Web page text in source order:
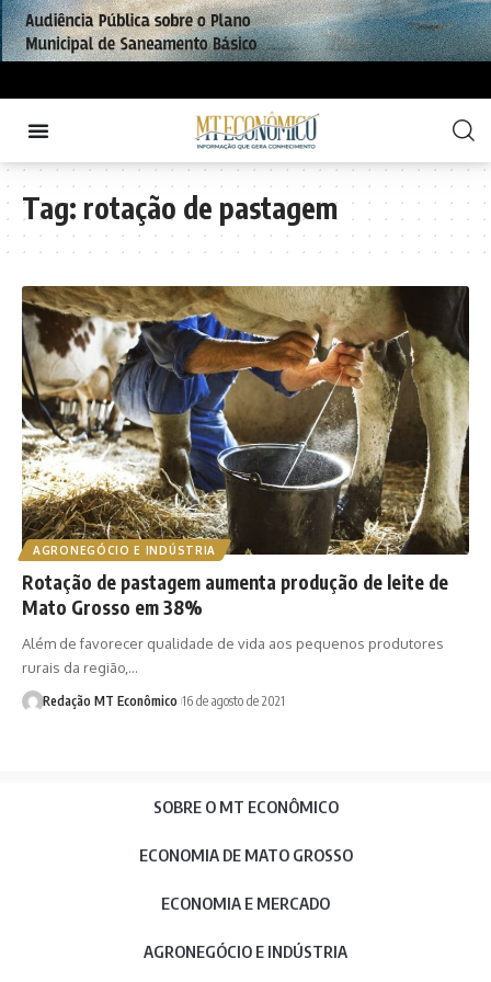
Tag: rotação de pastagem
AGRONEGÓCIO E INDÚSTRIA
Rotação de pastagem aumenta produção de leite de
Mato Grosso em 38%
Além de favorecer qualidade de vida aos pequenos produtores
rurais da região,…
Redação MT Econômico 16 de agosto de 2021
SOBRE O MT ECONÔMICO
ECONOMIA DE MATO GROSSO
ECONOMIA E MERCADO
AGRONEGÓCIO E INDÚSTRIA